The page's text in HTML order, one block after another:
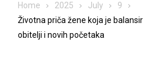
Home 2025 July
9
Životna priča žene koja je
obitelji i novih početaka